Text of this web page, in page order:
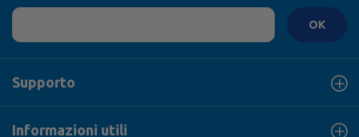
OK
Supporto
Informazioni utili